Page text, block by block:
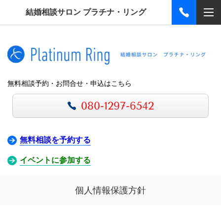
結婚相談サロン プラチナ・リング
無料相談予約・お問合せ・申込はこちら
080-1297-6542
無料相談を予約する
イベントに参加する
個人情報保護方針